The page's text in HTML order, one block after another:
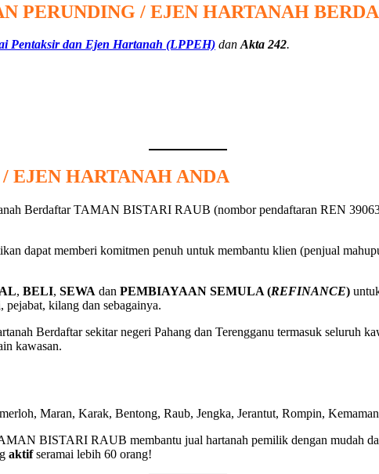
PERUNDING / EJEN HARTANAH
Pentaksir dan Ejen Hartanah (LPPEH) danAkta 242.
EJEN HARTANAH ANDA
Berdaftar TAMAN BISTARI RAUB (nombor pendaftaran REN
dapat memberi komitmen penuh untuk membantu klien (penjual
, BELI, SEWA dan PEMBIAYAAN SEMULA (REFINANCE)
pejabat, kilang dan sebagainya.
Berdaftar sekitar negeri Pahang dan Terengganu termasuk seluruh
kawasan.
Maran, Karak, Bentong, Raub, Jengka, Jerantut, Rompin,
BISTARI RAUB membantu jual hartanah pemilik dengan mudah
aktifseramai lebih 60 orang!